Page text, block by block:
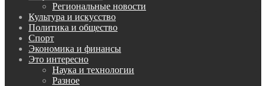
Региональные новости
Культура и искусство
Политика и общество
Спорт
Экономика и финансы
Это интересно
Наука и технологии
Разное